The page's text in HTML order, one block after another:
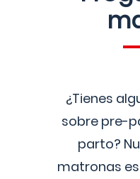
¿Tienes
sobre pre-
parto?
matronas